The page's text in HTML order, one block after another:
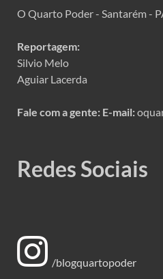
O Quarto Poder - Santarém -
Reportagem:
Silvio Melo
Aguiar Lacerda
Fale com a gente: E-mail:
Redes Sociais
/blogquartopoder